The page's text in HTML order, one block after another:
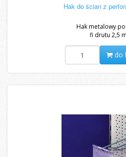
Hak do ścian z
Hak metalowy
fi drutu 2,5
do